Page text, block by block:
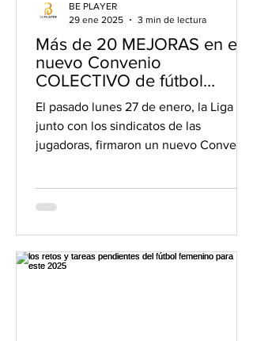
Más de 20 MEJORAS en el
nuevo Convenio
COLECTIVO de fútbol
femenino
El pasado lunes 27 de enero, la Liga F,
junto con los sindicatos de las
jugadoras, firmaron un nuevo Convenio
BE PLAYER
29 ene 2025
3 min de lectura